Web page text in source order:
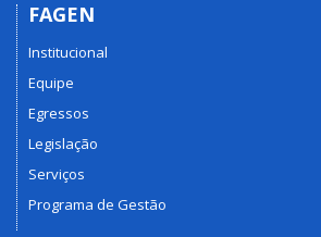
FAGEN
Institucional
Equipe
Egressos
Legislação
Serviços
Programa de Gestão